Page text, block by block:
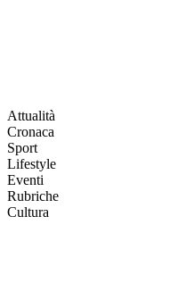
Attualità
Cronaca
Sport
Lifestyle
Eventi
Rubriche
Cultura